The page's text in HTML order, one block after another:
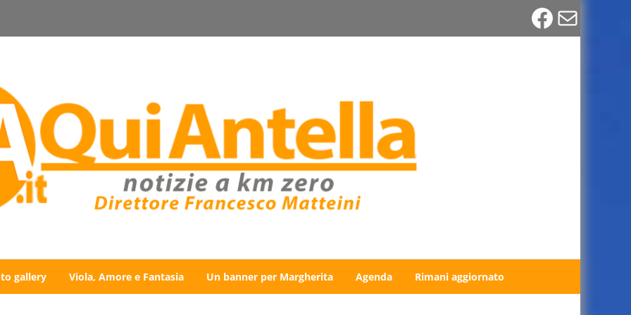
Email
gallery Viola, Amore e Fantasia Un banner per Margherita Agenda Rimani aggiornato